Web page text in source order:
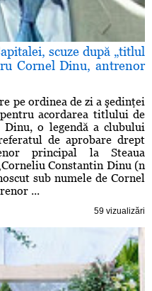
scuze după „titlul
Cornel Dinu, antrenor
pe ordinea de zi a şedinţei
acordarea titlului de
o legendă a clubului
de aprobare drept
principal la Steaua
Constantin Dinu (n
sub numele de Cornel
...
59 vizualizări